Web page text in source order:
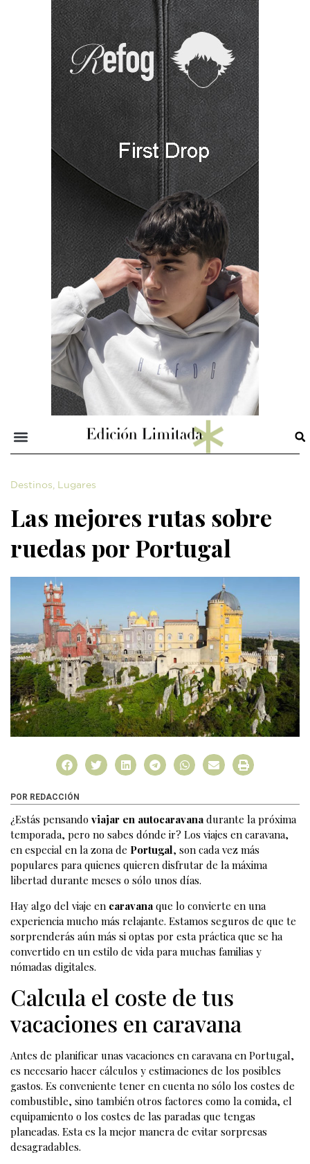
Destinos, Lugares
Las mejores rutas sobre
ruedas por Portugal
POR REDACCIÓN
¿Estás pensando viajar en autocaravana durante la próxima
temporada, pero no sabes dónde ir? Los viajes en caravana,
en especial en la zona de Portugal, son cada vez más
populares para quienes quieren disfrutar de la máxima
libertad durante meses o sólo unos días.
Hay algo del viaje en caravana que lo convierte en una
experiencia mucho más relajante. Estamos seguros de que te
sorprenderás aún más si optas por esta práctica que se ha
convertido en un estilo de vida para muchas familias y
nómadas digitales.
Calcula el coste de tus
vacaciones en caravana
Antes de planificar unas vacaciones en caravana en Portugal,
es necesario hacer cálculos y estimaciones de los posibles
gastos. Es conveniente tener en cuenta no sólo los costes de
combustible, sino también otros factores como la comida, el
equipamiento o los costes de las paradas que tengas
planeadas. Esta es la mejor manera de evitar sorpresas
desagradables.